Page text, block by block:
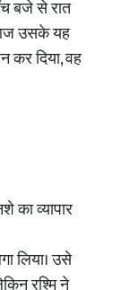
बजे से रात
उसके यह
कर दिया, वह
का व्यापार
लिया। उसे